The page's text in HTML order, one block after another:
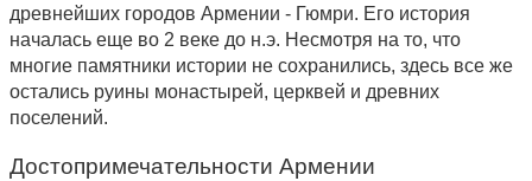
древнейших городов Армении - Гюмри. Его история
началась еще во 2 веке до н.э. Несмотря на то, что
многие памятники истории не сохранились, здесь все же
остались руины монастырей, церквей и древних
поселений.
Достопримечательности Армении